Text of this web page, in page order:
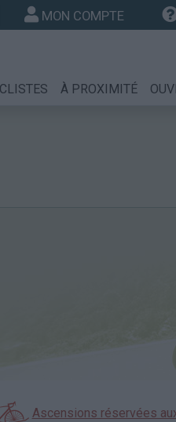
MON COMPTE
À PROXIMITÉ
Ascensions réservées